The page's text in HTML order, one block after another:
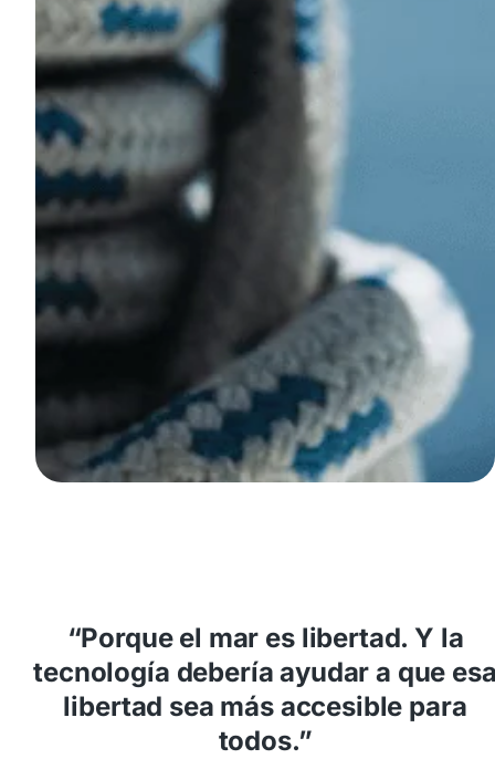
“Porque el mar es libertad. Y la
tecnología debería ayudar a que
libertad sea más accesible para
todos.”